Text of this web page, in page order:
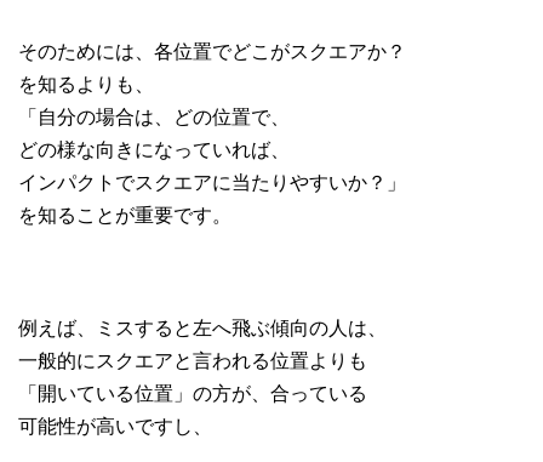
そのためには、各位置でどこがスクエアか？
を知るよりも、
「自分の場合は、どの位置で、
どの様な向きになっていれば、
インパクトでスクエアに当たりやすいか？」
を知ることが重要です。
例えば、ミスすると左へ飛ぶ傾向の人は、
一般的にスクエアと言われる位置よりも
「開いている位置」の方が、合っている
可能性が高いですし、